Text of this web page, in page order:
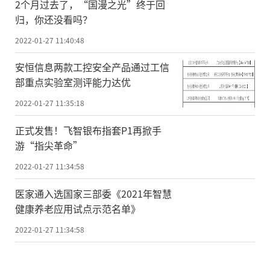
2个月过去了，“国漫之光”终于回
归，你还没看吗？
2022-01-27 11:40:48
安恒信息两款工控安全产品通过工信
部重点实验室测评能力达优
2022-01-27 11:35:18
正式发售！飞智银布指套P1再掀手
游“指尖革命”
2022-01-27 11:34:58
医家通入选国家三部委《2021年智慧
健康养老应用试点示范名单》
2022-01-27 11:34:58